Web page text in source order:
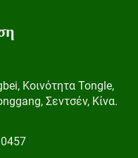
Κοινότητα Tongle,
Σεντσέν, Κίνα.